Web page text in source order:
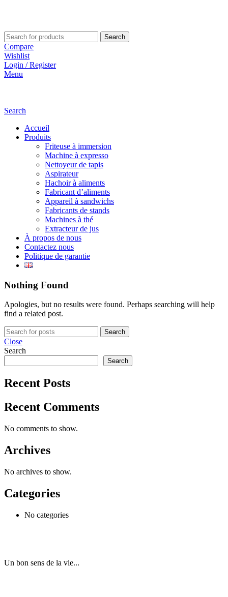
Search
Compare
Wishlist
Login / Register
Menu
Search
Accueil
Produits
Friteuse à immersion
Machine à expresso
Nettoyeur de tapis
Aspirateur
Hachoir à aliments
Fabricant d’aliments
Appareil à sandwichs
Fabricants de stands
Machines à thé
Extracteur de jus
À propos de nous
Contactez nous
Politique de garantie
Nothing Found
Apologies, but no results were found. Perhaps searching will help
find a related post.
Search
Close
Search
Search
Recent Posts
Recent Comments
No comments to show.
Archives
No archives to show.
Categories
No categories
Un bon sens de la vie...